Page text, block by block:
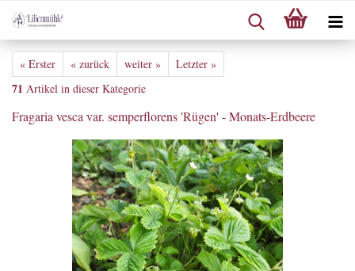
« Erster « zurück weiter » Letzter »
71 Artikel in dieser Kategorie
Fragaria vesca var. semperflorens 'Rügen' - Monats-Erdbeere